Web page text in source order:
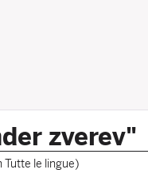
zverev"
Tutte le lingue)